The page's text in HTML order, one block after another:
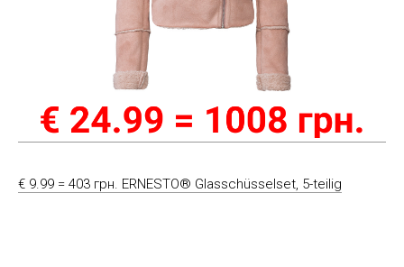
€ 9.99 = 403 грн. ERNESTO® Glasschüsselset, 5-teilig